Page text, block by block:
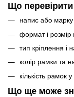
Що
напис або
формат і розмір
тип кріплення і
колір рамки та
кількість рамок
Що ще може